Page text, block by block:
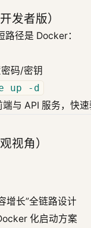
发者版）
路径是 Docker：
码/密钥
up -d
与 API 服务，快速
视角）
增长”全链路设计
化启动方案